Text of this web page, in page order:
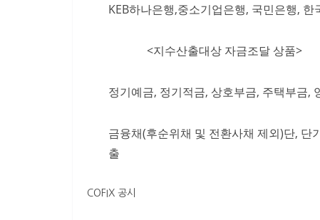
KEB하나은행,중소기업은행, 국민은행, 한
<지수산출대상 자금조달 상품>
정기예금, 정기적금, 상호부금, 주택부금,
금융채(후순위채 및 전환사채 제외)단, 단
출
COFIX 공시